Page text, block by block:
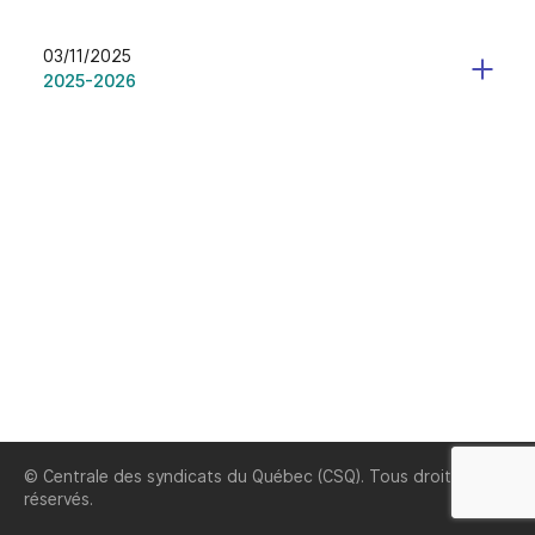
03/11/2025
2025-2026
© Centrale des syndicats du Québec (CSQ). Tous droits
réservés.